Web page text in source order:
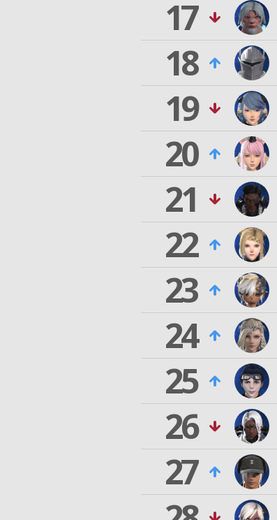
17
18
19
20
21
22
23
24
25
26
27